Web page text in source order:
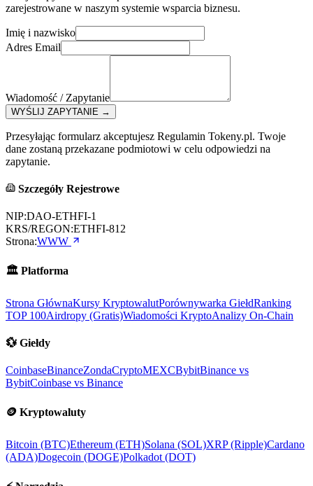
zarejestrowane w naszym systemie wsparcia biznesu.
Imię i nazwisko
Adres Email
Wiadomość / Zapytanie
WYŚLIJ ZAPYTANIE →
Przesyłając formularz akceptujesz Regulamin Tokeny.pl. Twoje
dane zostaną przekazane podmiotowi w celu odpowiedzi na
zapytanie.
Szczegóły Rejestrowe
NIP:DAO-ETHFI-1
KRS/REGON:ETHFI-812
Strona:WWW
🏛️ Platforma
Strona GłównaKursy KryptowalutPorównywarka GiełdRanking
TOP 100Airdropy (Gratis)Wiadomości KryptoAnalizy On-Chain
💱 Giełdy
CoinbaseBinanceZondaCryptoMEXCBybitBinance vs
BybitCoinbase vs Binance
🪙 Kryptowaluty
Bitcoin (BTC)Ethereum (ETH)Solana (SOL)XRP (Ripple)Cardano
(ADA)Dogecoin (DOGE)Polkadot (DOT)